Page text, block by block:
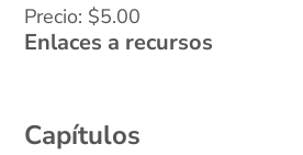
Precio: $5.00
Enlaces a recursos
Capítulos